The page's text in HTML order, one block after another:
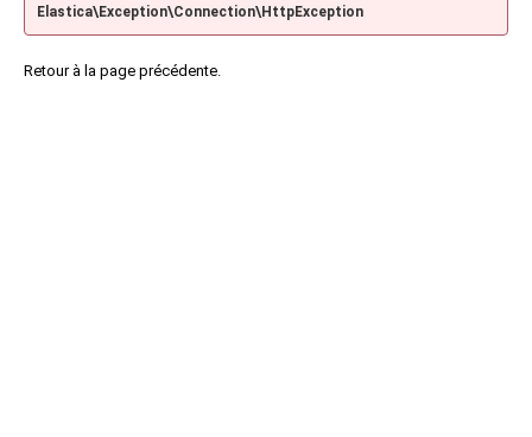
Elastica\Exception\Connection\HttpException
Retour à la page précédente.